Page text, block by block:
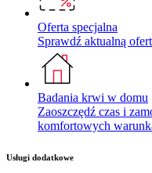
Oferta specjalna
Sprawdź aktualną
Badania krwi w domu
Zaoszczędź czas i
komfortowych
Usługi dodatkowe